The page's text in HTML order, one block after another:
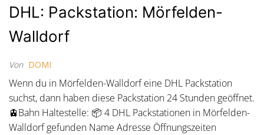
DHL: Packstation: Mörfelden-
Walldorf
Von DOMI
Wenn du in Mörfelden-Walldorf eine DHL Packstation
suchst, dann haben diese Packstation 24 Stunden geöffnet.
🚊Bahn Haltestelle: 📦 4 DHL Packstationen in Mörfelden-
Walldorf gefunden Name Adresse Öffnungszeiten